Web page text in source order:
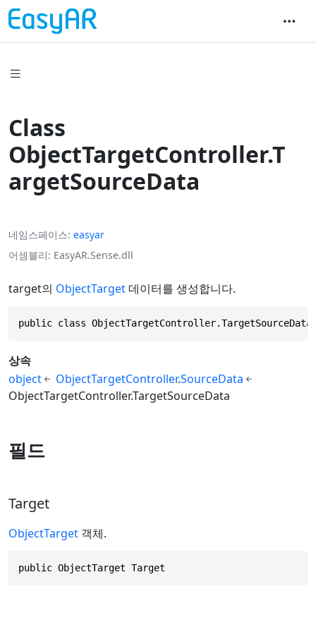
Class
ObjectTargetController.T
argetSourceData
네임스페이스 easyar
어셈블리 EasyAR.Sense.dll
target의 ObjectTarget데이터를 생성합니다.
public class
상속
object
ObjectTargetController.SourceData
ObjectTargetController.TargetSourceData
필드
Target
ObjectTarget 객체.
public ObjectTarget Target